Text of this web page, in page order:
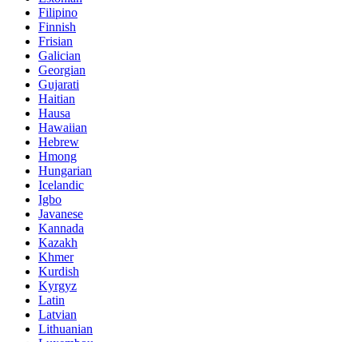
Filipino
Finnish
Frisian
Galician
Georgian
Gujarati
Haitian
Hausa
Hawaiian
Hebrew
Hmong
Hungarian
Icelandic
Igbo
Javanese
Kannada
Kazakh
Khmer
Kurdish
Kyrgyz
Latin
Latvian
Lithuanian